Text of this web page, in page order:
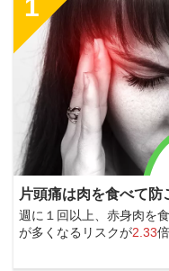
1
片頭痛は肉を食べて防
週に１回以上、赤身肉を
が多くなるリスクが2.33